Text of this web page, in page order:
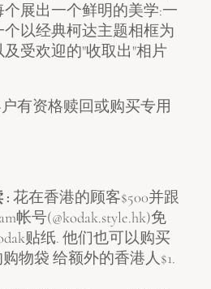
展出一个鲜明的美学:一
以经典柯达主题相框为
受欢迎的"收取出"相片
有资格赎回或购买专用
: 花在香港的顾客$500并跟
帐号(@kodak.style.hk)免
贴纸. 他们也可以购买
物袋 给额外的香港人$1.